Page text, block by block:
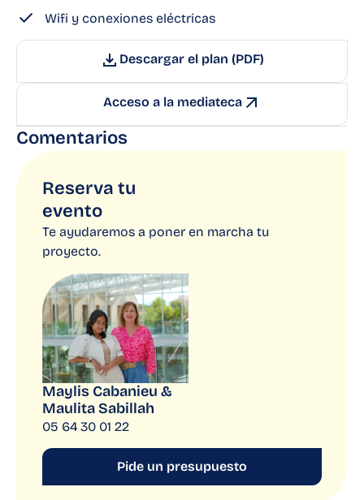
Wifi y conexiones eléctricas
Descargar el plan (PDF)
Acceso a la mediateca
Comentarios
Reserva tu
evento
Te ayudaremos a poner en marcha tu
proyecto.
Maylis Cabanieu &
Maulita Sabillah
05 64 30 01 22
Pide un presupuesto